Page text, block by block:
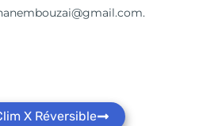
X Réversible